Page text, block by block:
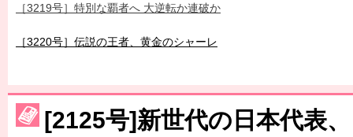
［3219号］特別な覇者へ 大逆転か連破か
［3220号］伝説の王者、黄金のシャーレ
［3230号］世界一への夢は終わらない
［3223号］一丸。日本出陣
[2125号]新世代の日本代表